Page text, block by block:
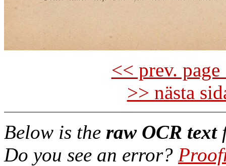
<< prev.
>> nästa
Below is the raw OCR text
Do you see an error?